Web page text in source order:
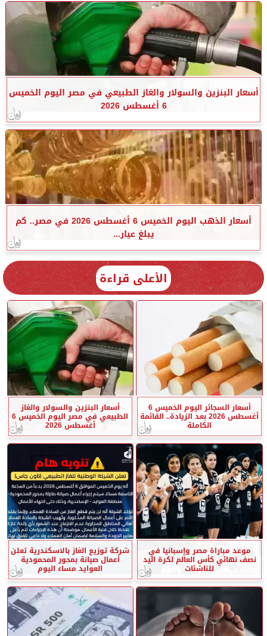
أسعار البنزين والسولار والغاز الطبيعي في مصر اليوم الخميس
6 أغسطس 2026
أسعار الذهب اليوم الخميس 6 أغسطس 2026 في مصر.. كم
يبلغ عيار...
الأعلى قراءة
أسعار السجائر اليوم الخميس 6
أغسطس 2026 بعد الزيادة.. القائمة
الكاملة
أسعار البنزين والسولار والغاز
الطبيعي في مصر اليوم الخميس 6
أغسطس 2026
موعد مباراة مصر وإسبانيا في
نصف نهائي كأس العالم لكرة اليد
للناشئات
شركة توزيع الغاز بالاسكندرية تعلن
أعمال صيانة بمحور المحمودية
العوايد مساء اليوم